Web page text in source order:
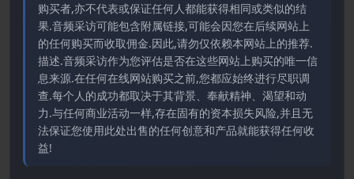
购买者,亦不代表或保证任何人都能获得相同或类似的结
果.音频采访可能包含附属链接,可能会因您在后续网站上
的任何购买而收取佣金.因此,请勿仅依赖本网站上的推荐.
描述.音频采访作为您评估是否在这些网站上购买的唯一信
息来源.在任何在线网站购买之前,您都应始终进行尽职调
查.每个人的成功都取决于其背景、奉献精神、渴望和动
力.与任何商业活动一样,存在固有的资本损失风险,并且无
法保证您使用此处出售的任何创意和产品就能获得任何收
益!